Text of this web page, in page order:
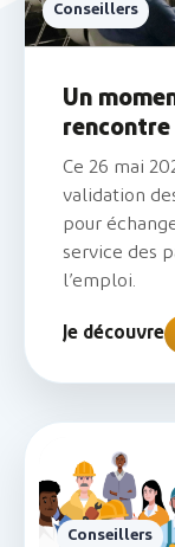
Conseillers
Un
rencontre
Ce 26 mai
validation
pour
service des
l’emploi.
Je découvre
Conseillers